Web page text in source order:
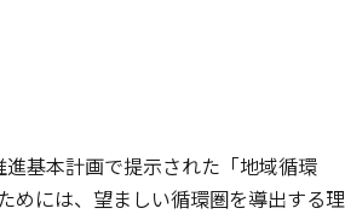
基本計画で提示された「地域循環
めには、望ましい循環圏を導出する理